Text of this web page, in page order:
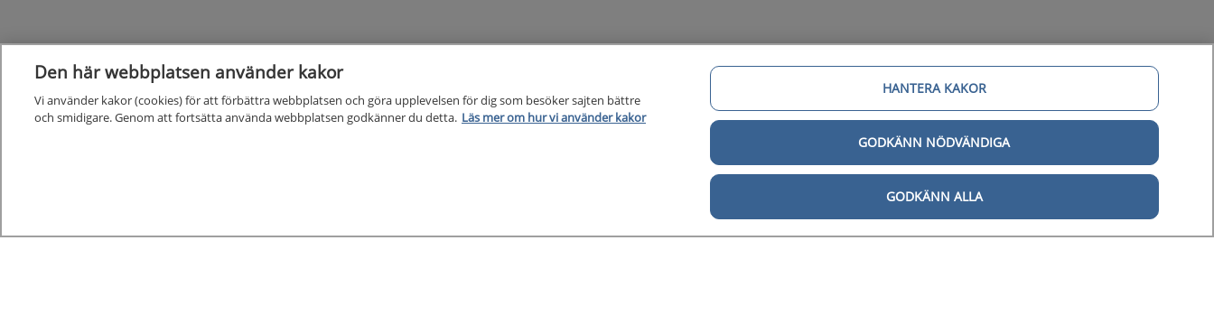
Nya och reviderade kunskapsstöd
För författare
Digital tillgänglighet
Tillgänglighetsredogörelse
Behandling av personuppgifter
Den här webbplatsen använder kakor
Vi använder kakor (cookies) för att förbättra webbplatsen och göra upplevelsen för dig som besöker sajten bättre
och smidigare. Genom att fortsätta använda webbplatsen godkänner du detta. Läs mer om hur vi använder kakor
HANTERA KAKOR
GODKÄNN NÖDVÄNDIGA
GODKÄNN ALLA